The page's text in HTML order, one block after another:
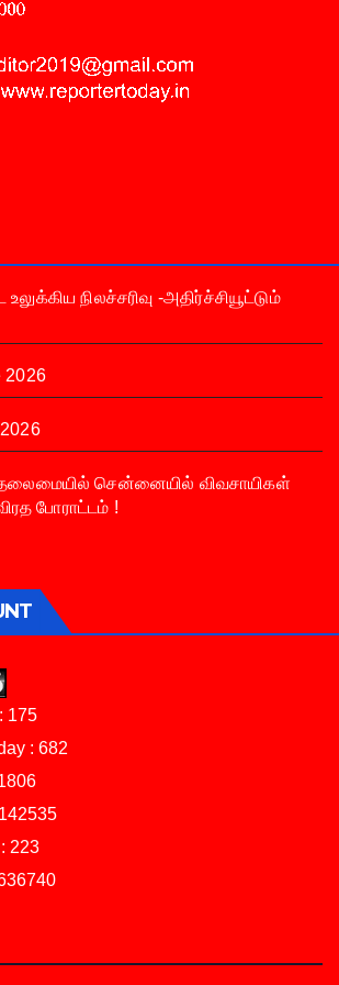
நிலச்சரிவு -அதிர்ச்சியூட்டும்
2026
சென்னையில் விவசாயிகள்
போராட்டம் !
175
: 682
223